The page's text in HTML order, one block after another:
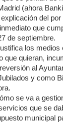
(ahora
del
que
de septiembre.
los
que quieran,
al
y como
se va a
que se
municipal